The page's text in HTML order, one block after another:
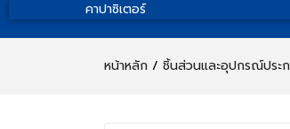
คาปาซิเตอร์
หน้าหลัก ชิ้นส่วนและอุปกรณ์ประ